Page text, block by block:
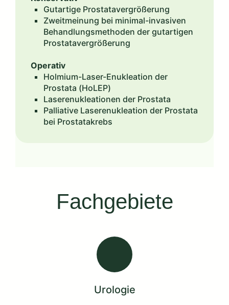
Gutartige Prostatavergrößerung
Zweitmeinung bei minimal-invasiven
Behandlungsmethoden der gutartigen
Prostatavergrößerung
Operativ
Holmium-Laser-Enukleation der
Prostata (HoLEP)
Laserenukleationen der Prostata
Palliative Laserenukleation der Prostata
bei Prostatakrebs
Fachgebiete
Urologie